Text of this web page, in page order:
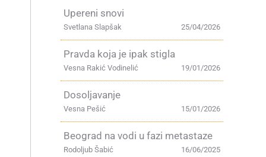
Upereni snovi
25/04/2026
Svetlana Slapšak
Pravda koja je ipak stigla
19/01/2026
Vesna Rakić Vodinelić
Dosoljavanje
15/01/2026
Vesna Pešić
Beograd na vodi u fazi metastaze
16/06/2025
Rodoljub Šabić